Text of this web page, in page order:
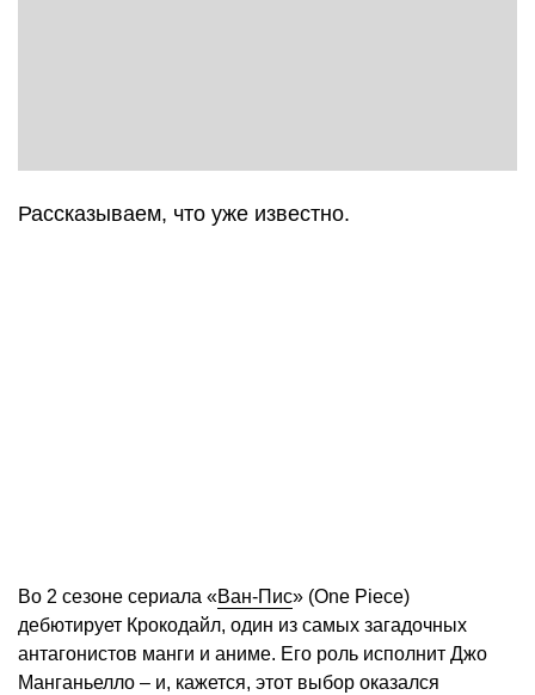
Рассказываем, что уже известно.
Во 2 сезоне сериала «Ван-Пис» (One Piece)
дебютирует Крокодайл, один из самых загадочных
антагонистов манги и аниме. Его роль исполнит Джо
Манганьелло – и, кажется, этот выбор оказался